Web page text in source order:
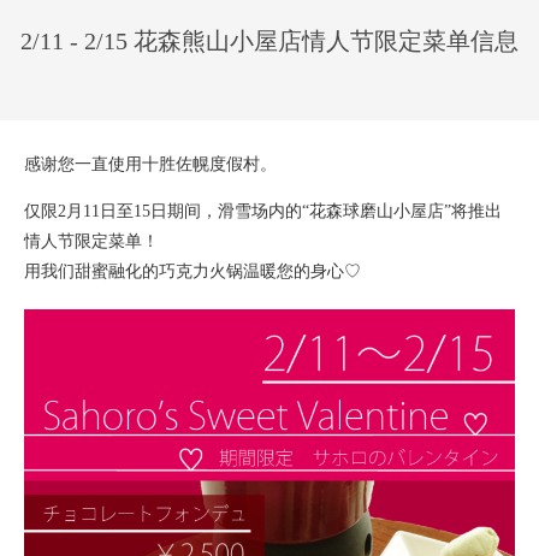
2/11 - 2/15 花森熊山小屋店情人节限定菜单信息
感谢您一直使用十胜佐幌度假村。
仅限2月11日至15日期间，滑雪场内的“花森球磨山小屋店”将推出
情人节限定菜单！
用我们甜蜜融化的巧克力火锅温暖您的身心♡